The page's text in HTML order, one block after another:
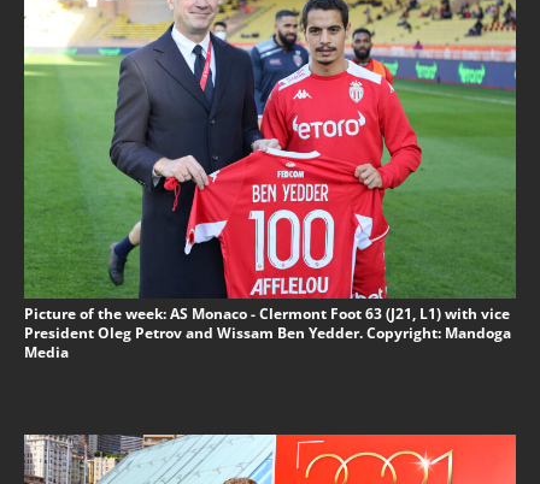
Picture of the week: AS Monaco - Clermont Foot 63 (J21, L1) with vice
President Oleg Petrov and Wissam Ben Yedder. Copyright: Mandoga
Media